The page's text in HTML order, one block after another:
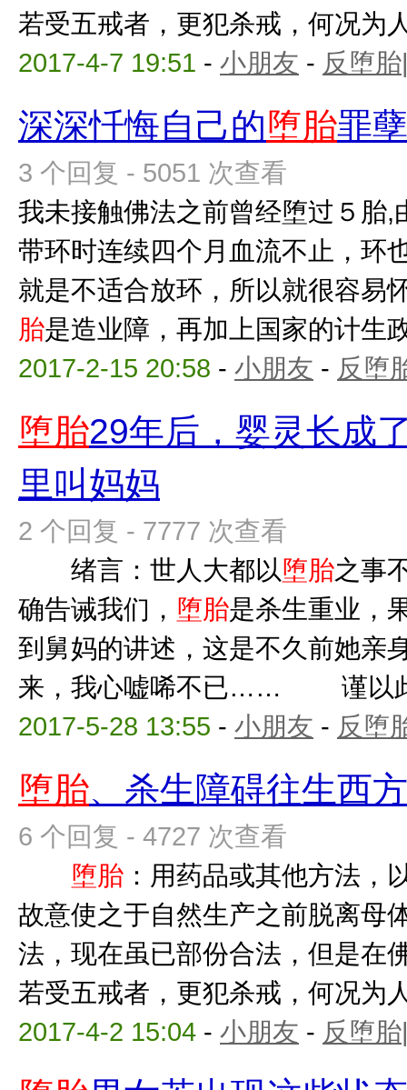
若受五戒者，更犯杀戒，何况为
2017-4-7 19:51 - 小朋友 - 反堕
深深忏悔自己的堕胎罪孽
3 个回复 - 5051 次查看
我未接触佛法之前曾经堕过５胎,
带环时连续四个月血流不止，环
就是不适合放环，所以就很容易
胎是造业障，再加上国家的计生
2017-2-15 20:58 - 小朋友 - 反堕
堕胎29年后，婴灵长成
里叫妈妈
2 个回复 - 7777 次查看
绪言：世人大都以堕胎之事
确告诫我们， 堕胎是杀生重业，
到舅妈的讲述，这是不久前她亲
来，我心嘘唏不已…… 谨以此
2017-5-28 13:55 - 小朋友 - 反堕
堕胎、杀生障碍往生西
6 个回复 - 4727 次查看
堕胎 ：用药品或其他方法，
故意使之于自然生产之前脱
法，现在虽已部份合法，但是在
若受五戒者，更犯杀戒，何况为
2017-4-2 15:04 - 小朋友 - 反堕